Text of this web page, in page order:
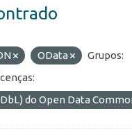
OData
Grupos:
do Open Data